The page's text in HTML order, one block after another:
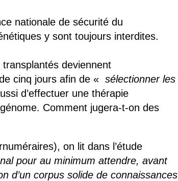
nationale de sécurité du
y sont toujours interdites.
deviennent
cinq jours afin de « sélectionner les
d’effectuer une thérapie
Comment jugera-t-on des
on lit dans l’étude
pour au minimum attendre, avant
d’un corpus solide de connaissances